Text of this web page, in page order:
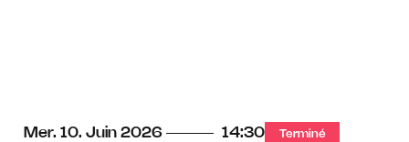
Mer. 10. Juin 2026 14:30 Terminé